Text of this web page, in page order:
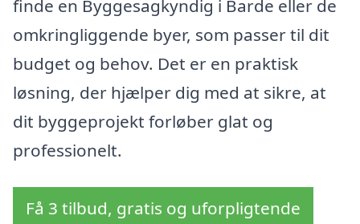
finde en Byggesagkyndig i Barde eller de
omkringliggende byer, som passer til dit
budget og behov. Det er en praktisk
løsning, der hjælper dig med at sikre, at
dit byggeprojekt forløber glat og
professionelt.
Få 3 tilbud, gratis og uforpligtende